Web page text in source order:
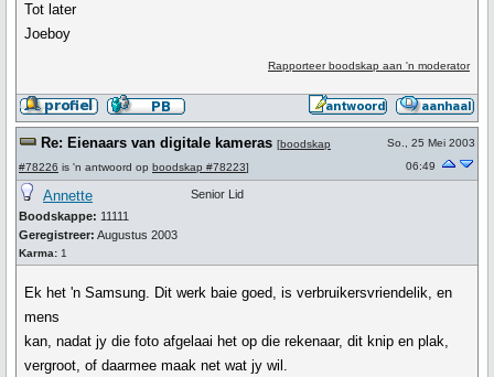
Tot later
Joeboy
Rapporteer boodskap aan 'n moderator
Re: Eienaars van digitale kameras [boodskap
#78226 is 'n antwoord op boodskap #78223]
So., 25 Mei 2003
06:49
Annette
Boodskappe: 11111
Geregistreer: Augustus 2003
Karma: 1
Senior Lid
Ek het 'n Samsung. Dit werk baie goed, is verbruikersvriendelik, en
mens
kan, nadat jy die foto afgelaai het op die rekenaar, dit knip en plak,
vergroot, of daarmee maak net wat jy wil.